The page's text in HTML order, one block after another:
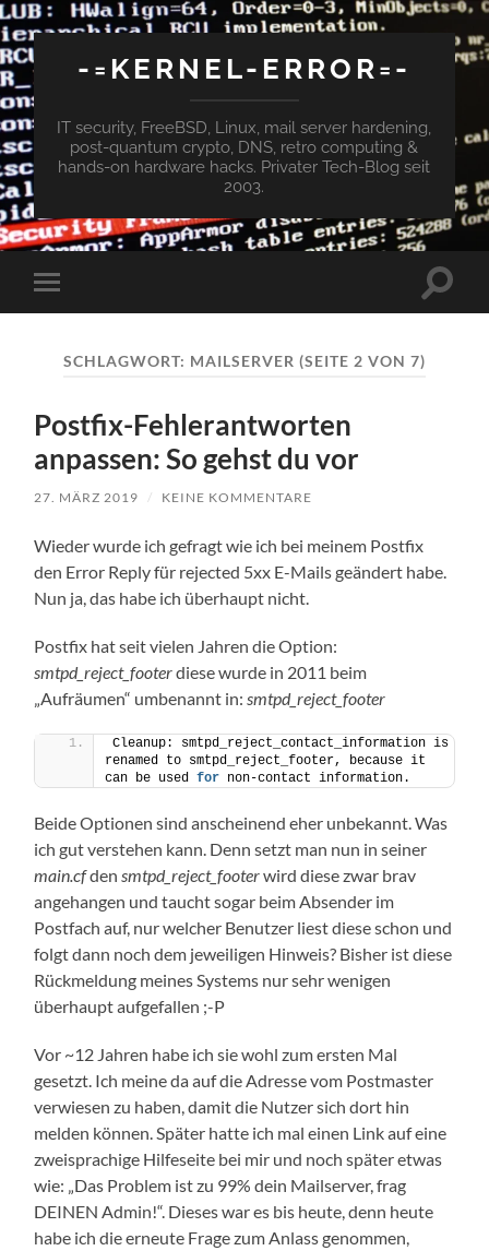
-=KERNEL-ERROR=-
IT security, FreeBSD, Linux, mail server hardening,
post-quantum crypto, DNS, retro computing &
hands-on hardware hacks. Privater Tech-Blog seit
2003.
Mobile-
Menü
SCHLAGWORT: MAILSERVER (SEITE 2 VON 7)
Postfix-Fehlerantworten
anpassen: So gehst du vor
27. MÄRZ 2019 / KEINE KOMMENTARE
Wieder wurde ich gefragt wie ich bei meinem Postfix
den Error Reply für rejected 5xx E-Mails geändert habe.
Nun ja, das habe ich überhaupt nicht.
Postfix hat seit vielen Jahren die Option:
smtpd_reject_footerdiese wurde in 2011 beim
„Aufräumen“ umbenannt in:smtpd_reject_footer
Cleanup: smtpd_reject_contact_information is
renamed to smtpd_reject_footer, because it
can be used for non-contact information.
Beide Optionen sind anscheinend eher unbekannt. Was
ich gut verstehen kann. Denn setzt man nun in seiner
main.cfdensmtpd_reject_footerwird diese zwar brav
angehangen und taucht sogar beim Absender im
Postfach auf, nur welcher Benutzer liest diese schon und
folgt dann noch dem jeweiligen Hinweis? Bisher ist diese
Rückmeldung meines Systems nur sehr wenigen
überhaupt aufgefallen ;-P
Vor ~12 Jahren habe ich sie wohl zum ersten Mal
gesetzt. Ich meine da auf die Adresse vom Postmaster
verwiesen zu haben, damit die Nutzer sich dort hin
melden können. Später hatte ich mal einen Link auf eine
zweisprachige Hilfeseite bei mir und noch später etwas
wie: „Das Problem ist zu 99% dein Mailserver, frag
DEINEN Admin!“. Dieses war es bis heute, denn heute
habe ich die erneute Frage zum Anlass genommen,